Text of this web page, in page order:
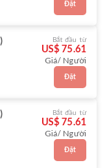
Đặt
Bắt đầu từ
US$ 75.61
Giá/ Người
Đặt
Bắt đầu từ
US$ 75.61
Giá/ Người
Đặt